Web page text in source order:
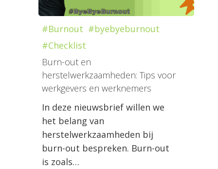
#Burnout #byebyeburnout
#Checklist
Burn-out en
herstelwerkzaamheden: Tips voor
werkgevers en werknemers
In deze nieuwsbrief willen we
het belang van
herstelwerkzaamheden bij
burn-out bespreken. Burn-out
is zoals…